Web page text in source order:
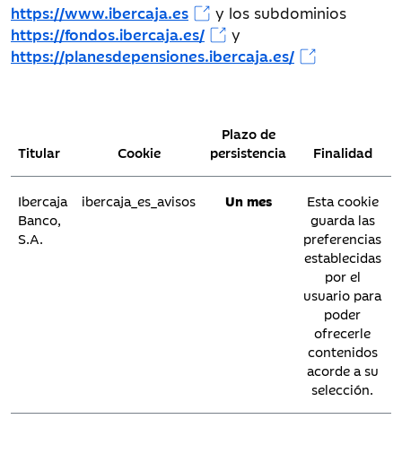
cookies, y
propia
o para su
Se
entre
de
hasta que
borrada, o
cambia la
en esta
página.
https://www.ibercaja.es
y los subdominios
https://fondos.ibercaja.es/
y
https://planesdepensiones.ibercaja.es/
Titular Cookie
Plazo de
persistencia
Finalidad
Ibercaja
Banco,
S.A.
ibercaja_es_avisos Un mes
Esta cookie
guarda las
preferencias
establecidas
por el
usuario para
poder
ofrecerle
contenidos
acorde a su
selección.